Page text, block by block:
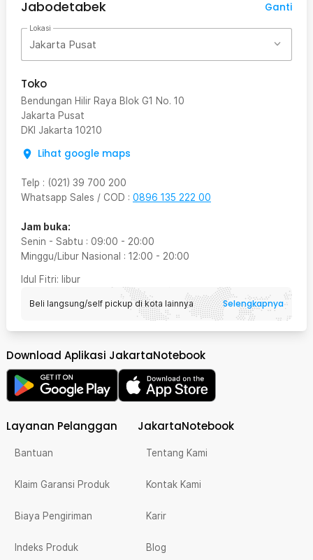
Jabodetabek
Ganti
Lokasi
Jakarta Pusat
Toko
Bendungan Hilir Raya Blok G1 No. 10
Jakarta Pusat
DKI Jakarta 10210
Lihat google maps
Telp : (021) 39 700 200
Whatsapp Sales / COD : 0896 135 222 00
Jam buka:
Senin - Sabtu : 09:00 - 20:00
Minggu/Libur Nasional : 12:00 - 20:00
Idul Fitri: libur
Beli langsung/self pickup di kota lainnya Selengkapnya
Download Aplikasi JakartaNotebook
Layanan Pelanggan
Bantuan
Klaim Garansi Produk
Biaya Pengiriman
Indeks Produk
JakartaNotebook
Tentang Kami
Kontak Kami
Karir
Blog